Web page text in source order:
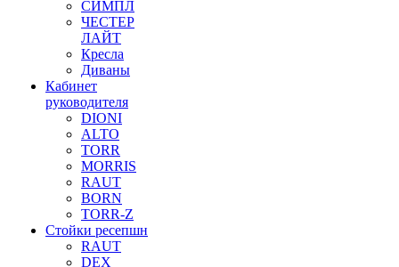
СИМПЛ
ЧЕСТЕР
ЛАЙТ
Кресла
Диваны
Кабинет
руководителя
DIONI
ALTO
TORR
MORRIS
RAUT
BORN
TORR-Z
Стойки ресепшн
RAUT
DEX